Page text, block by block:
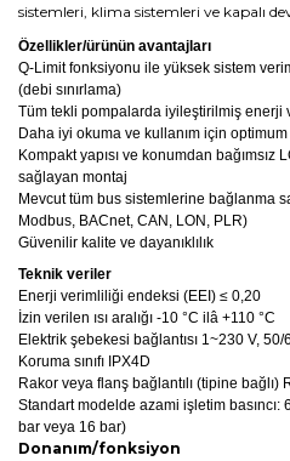
sistemleri, klima sistemleri ve kapalı
Özellikler/ürünün avantajları
Q-Limit fonksiyonu ile yüksek sistem
(debi sınırlama)
Tüm tekli pompalarda iyileştirilmiş enerji
Daha iyi okuma ve kullanım için
Kompakt yapısı ve konumdan
sağlayan montaj
Mevcut tüm bus sistemlerine bağlanma
Modbus, BACnet, CAN, LON, PLR)
Güvenilir kalite ve dayanıklılık
Teknik veriler
Enerji verimliliği endeksi (EEI) ≤ 0,20
İzin verilen ısı aralığı ‐10 °C ilâ +110 °C
Elektrik şebekesi bağlantısı 1~230 V, 50/
Koruma sınıfı IPX4D
Rakor veya flanş bağlantılı (tipine bağlı)
Standart modelde azami işletim
bar veya 16 bar)
Donanım/fonksiyon